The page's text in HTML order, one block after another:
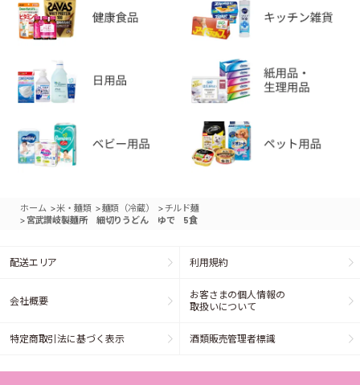
ホーム >米・麺類 >麺類（冷蔵） >チルド麺
> 宮武讃岐製麺所 細切りうどん ゆで 5食
配送エリア 利用規約
会社概要
お客さまの個人情報の
取扱いについて
特定商取引法に基づく表示 酒類販売管理者標識